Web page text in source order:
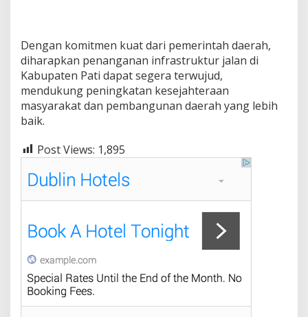
Dengan komitmen kuat dari pemerintah daerah,
diharapkan penanganan infrastruktur jalan di
Kabupaten Pati dapat segera terwujud,
mendukung peningkatan kesejahteraan
masyarakat dan pembangunan daerah yang lebih
baik.
Post Views: 1,895